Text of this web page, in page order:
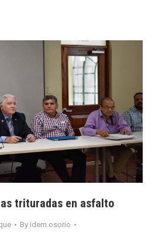
trituradas en asfalto
By idem.osorio